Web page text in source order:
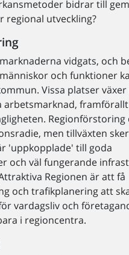
bidrar till
regional utveckling?
vidgats, och
och funktioner
Vissa platser växer
arbetsmarknad,
Regionförstoring
men tillväxten
'uppkopplade' till goda
och väl fungerande
Regionen är att få
och trafikplanering att
vardagsliv och
i regioncentra.